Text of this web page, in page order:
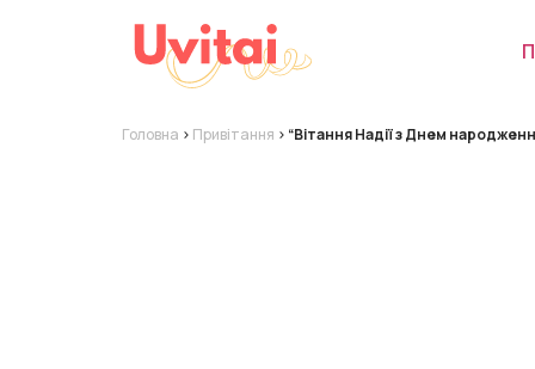
Головна > Привітання > “Вітання Надії з Днем